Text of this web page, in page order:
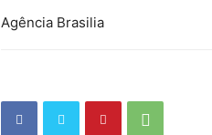
Agência Brasilia